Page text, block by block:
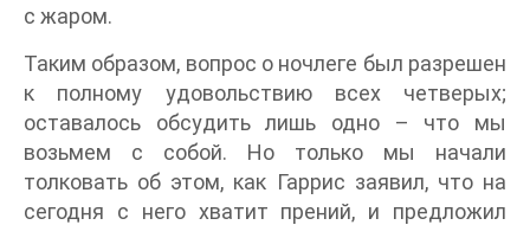
с жаром.
Таким образом, вопрос о ночлеге был разрешен
к полному удовольствию всех четверых;
оставалось обсудить лишь одно – что мы
возьмем с собой. Но только мы начали
толковать об этом, как Гаррис заявил, что на
сегодня с него хватит прений, и предложил